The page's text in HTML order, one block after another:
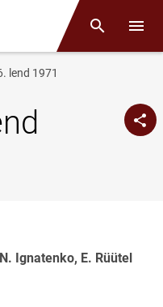
Otsing
lend 1971
Ignatenko, E. Rüütel